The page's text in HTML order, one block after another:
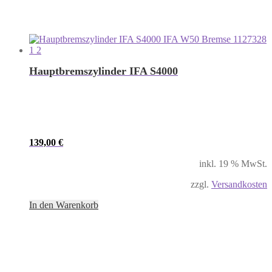
Hauptbremszylinder IFA S4000
139,00 €
inkl. 19 % MwSt.
zzgl. Versandkosten
In den Warenkorb